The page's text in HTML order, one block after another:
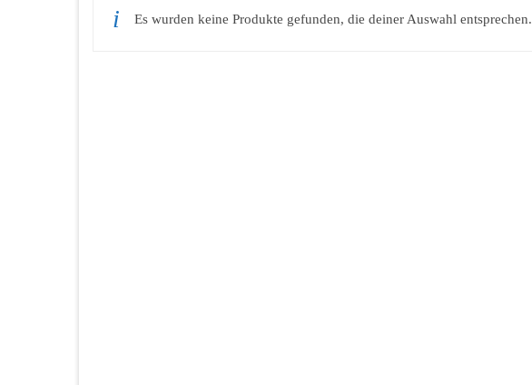
Es wurden keine Produkte gefunden, die deiner Auswahl entsprechen.